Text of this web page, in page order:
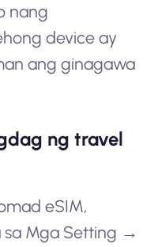
nang
device ay
ang ginagawa
ng travel
eSIM,
sa Mga Setting →